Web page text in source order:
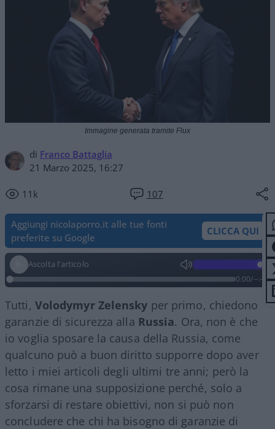
di Franco Battaglia
21 Marzo 2025, 16:27
11k 107
Immagine generata tramite Flux
Aggiungi nicolaporro.it alle tue fonti
preferite su Google
CLICCA QUI
Ascolta l'articolo
0:00/--:--
Tutti, Volodymyr Zelensky per primo, chiedono
garanzie di sicurezza alla Russia. Ora, non è che
io voglia sposare la causa della Russia, come
qualcuno può a buon diritto supporre dopo aver
letto i miei articoli degli ultimi tre anni; però la
cosa rimane una supposizione perché, solo a
sforzarsi di restare obiettivi, non si può non
concludere che chi ha bisogno di garanzie di